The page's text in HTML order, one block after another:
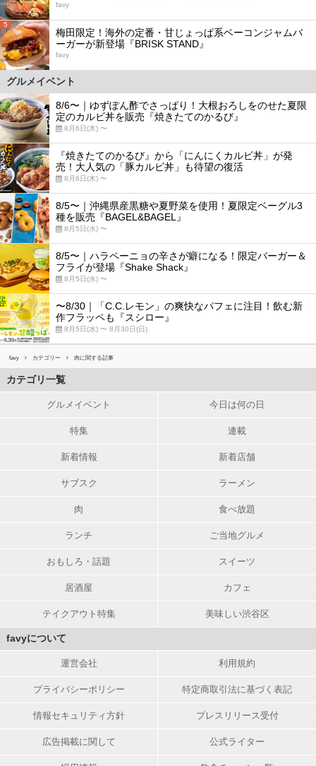
favy
5
梅田限定！海外の定番・甘じょっぱ系ベーコンジャムバ
ーガーが新登場『BRISK STAND』
favy
グルメイベント
8/6〜｜ゆずぽん酢でさっぱり！大根おろしをのせた夏限
定のカルビ丼を販売『焼きたてのかるび』
8月6日(木) 〜
『焼きたてのかるび』から「にんにくカルビ丼」が発
売！大人気の「豚カルビ丼」も待望の復活
8月6日(木) 〜
8/5〜｜沖縄県産黒糖や夏野菜を使用！夏限定ベーグル3
種を販売『BAGEL&BAGEL』
8月5日(水) 〜
8/5〜｜ハラペーニョの辛さが癖になる！限定バーガー＆
フライが登場『Shake Shack』
8月5日(水) 〜
〜8/30｜「C.C.レモン」の爽快なパフェに注目！飲む新
作フラッペも『スシロー』
8月5日(水) 〜 8月30日(日)
favy カテゴリー 肉に関する記事
カテゴリ一覧
グルメイベント 今日は何の日
特集 連載
新着情報 新着店舗
サブスク ラーメン
肉 食べ放題
ランチ ご当地グルメ
おもしろ・話題 スイーツ
居酒屋 カフェ
テイクアウト特集 美味しい渋谷区
favyについて
運営会社 利用規約
プライバシーポリシー 特定商取引法に基づく表記
情報セキュリティ方針 プレスリリース受付
広告掲載に関して 公式ライター